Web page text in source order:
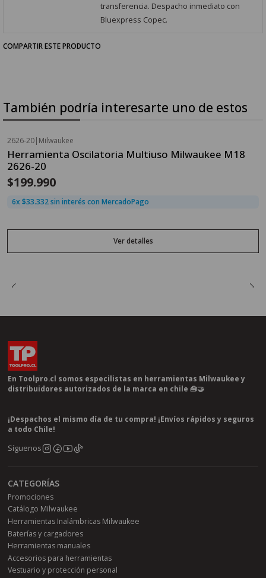
transferencia. Despacho inmediato con
Bluexpress Copec.
COMPARTIR ESTE PRODUCTO
También podría interesarte uno de estos
Agotado
2626-20| Milwaukee
Herramienta Oscilatoria Multiuso Milwaukee M18
2626-20
$199.990
6x $33.332 sin interés con MercadoPago
Ver detalles
En Toolpro.cl somos especilistas en herramientas Milwaukee y
distribuidores autorizados de la marca en chile 🧰🤝
¡Despachos el mismo día de tu compra! ¡Envíos rápidos y seguros
a todo Chile!
Síguenos
CATEGORÍAS
Promociones
Catálogo Milwaukee
Herramientas Inalámbricas Milwaukee
Baterías y cargadores
Herramientas manuales
Accesorios para herramientas
Vestuario y protección personal